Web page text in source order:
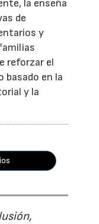
la enseña
de
y
reforzar el
basado en la
y la